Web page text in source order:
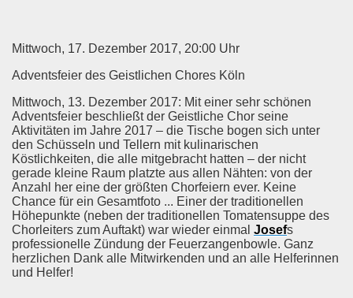
Mittwoch, 17. Dezember 2017, 20:00 Uhr
Adventsfeier des Geistlichen Chores Köln
Mittwoch, 13. Dezember 2017: Mit einer sehr schönen
Adventsfeier beschließt der Geistliche Chor seine
Aktivitäten im Jahre 2017 – die Tische bogen sich unter
den Schüsseln und Tellern mit kulinarischen
Köstlichkeiten, die alle mitgebracht hatten – der nicht
gerade kleine Raum platzte aus allen Nähten: von der
Anzahl her eine der größten Chorfeiern ever. Keine
Chance für ein Gesamtfoto ... Einer der traditionellen
Höhepunkte (neben der traditionellen Tomatensuppe des
Chorleiters zum Auftakt) war wieder einmal Josefs
professionelle Zündung der Feuerzangenbowle. Ganz
herzlichen Dank alle Mitwirkenden und an alle Helferinnen
und Helfer!